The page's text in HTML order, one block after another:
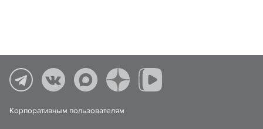
Корпоративным пользователям